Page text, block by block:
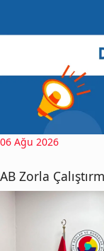
06 Ağu 2026
AB Zorla